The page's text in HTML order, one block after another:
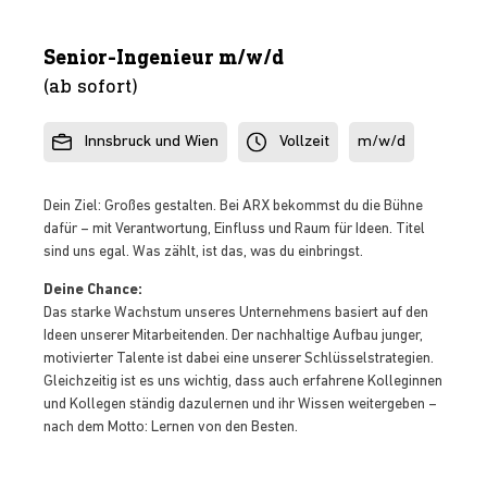
Senior-Ingenieur m/w/d
(ab sofort)
Innsbruck und Wien Vollzeit m/w/d
Dein Ziel: Großes gestalten. Bei ARX bekommst du die Bühne
dafür – mit Verantwortung, Einfluss und Raum für Ideen. Titel
sind uns egal. Was zählt, ist das, was du einbringst.
Deine Chance:
Das starke Wachstum unseres Unternehmens basiert auf den
Ideen unserer Mitarbeitenden. Der nachhaltige Aufbau junger,
motivierter Talente ist dabei eine unserer Schlüsselstrategien.
Gleichzeitig ist es uns wichtig, dass auch erfahrene Kolleginnen
und Kollegen ständig dazulernen und ihr Wissen weitergeben –
nach dem Motto: Lernen von den Besten.